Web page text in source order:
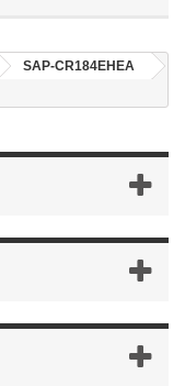
SAP-CR184EHEA